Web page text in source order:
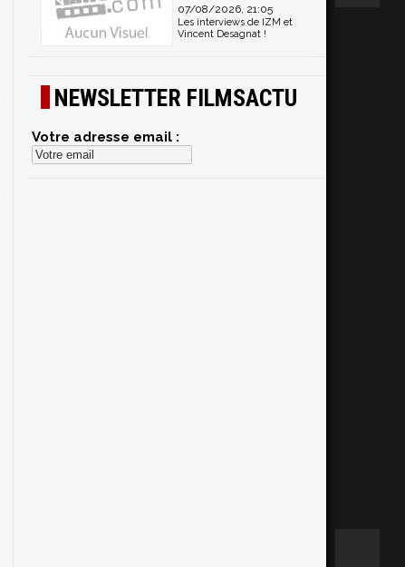
07/08/2026, 21:05
Les interviews de IZM et
Vincent Desagnat !
NEWSLETTER FILMSACTU
Votre adresse email :